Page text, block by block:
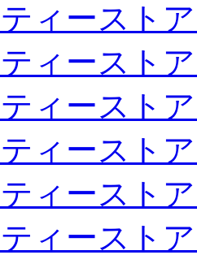
ィースト
ィースト
ィースト
ィースト
ィースト
ィースト